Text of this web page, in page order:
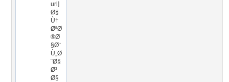
url]
Ø§
Ù†
ØªØ
®Ø
§Ø¨
Ù„Ø
¨Ø§
Ø³
Ø§